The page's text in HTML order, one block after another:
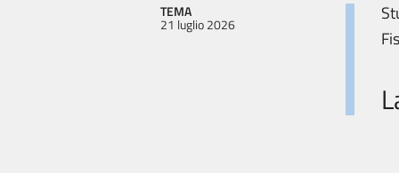
TEMA
21 luglio 2026